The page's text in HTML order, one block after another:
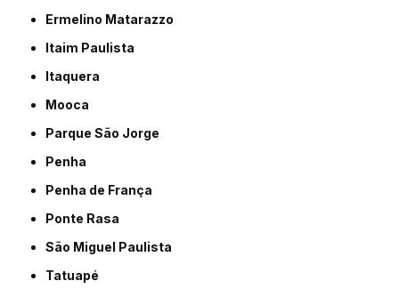
Ermelino Matarazzo
Itaim Paulista
Itaquera
Mooca
Parque São Jorge
Penha
Penha de França
Ponte Rasa
São Miguel Paulista
Tatuapé